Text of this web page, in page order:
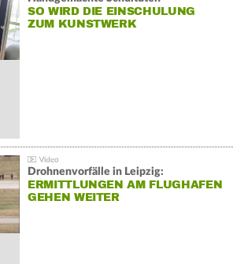
SO WIRD DIE EINSCHULUNG
ZUM KUNSTWERK
Drohnenvorfälle in Leipzig:
ERMITTLUNGEN AM FLUGHAFEN
GEHEN WEITER